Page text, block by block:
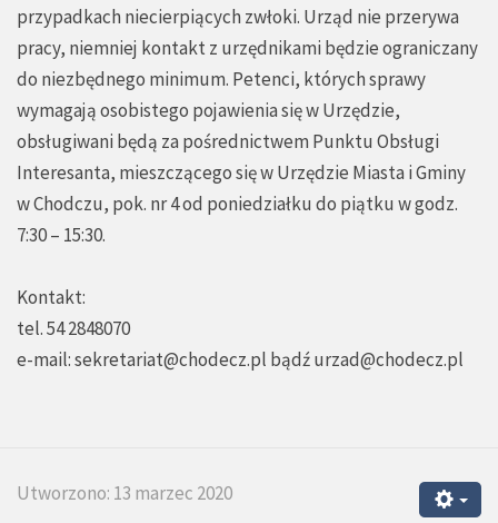
przypadkach niecierpiących zwłoki. Urząd nie przerywa
pracy, niemniej kontakt z urzędnikami będzie ograniczany
do niezbędnego minimum. Petenci, których sprawy
wymagają osobistego pojawienia się w Urzędzie,
obsługiwani będą za pośrednictwem Punktu Obsługi
Interesanta, mieszczącego się w Urzędzie Miasta i Gminy
w Chodczu, pok. nr 4 od poniedziałku do piątku w godz.
7:30 – 15:30.
Kontakt:
tel. 54 2848070
e-mail:sekretariat@chodecz.pl bądźurzad@chodecz.pl
Utworzono: 13 marzec 2020